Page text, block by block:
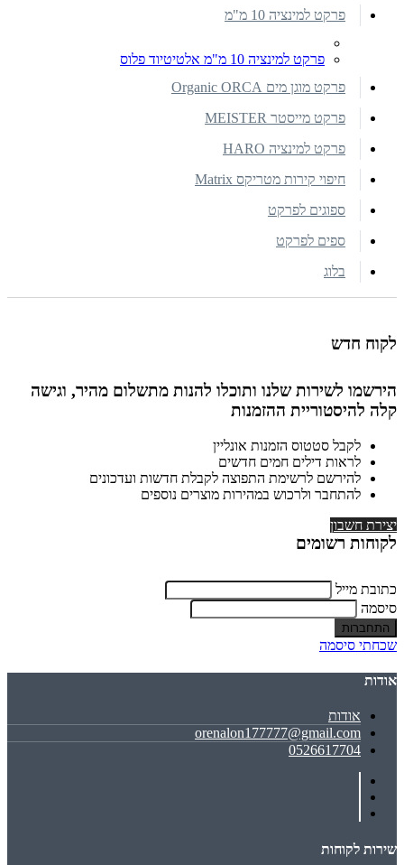
פרקט למינציה 10 מ"מ
פרקט למינציה 10 מ"מ אלטיטיוד פלוס
פרקט מוגן מים Organic ORCA
פרקט מייסטר MEISTER
פרקט למינציה HARO
חיפוי קירות מטריקס Matrix
ספוגים לפרקט
ספים לפרקט
בלוג
לקוח חדש
הירשמו לשירות שלנו ותוכלו להנות מתשלום מהיר, וגישה
קלה להיסטוריית ההזמנות
לקבל סטטוס הזמנות אונליין
לראות דילים חמים חדשים
להירשם לרשימת התפוצה לקבלת חדשות ועדכונים
להתחבר ולרכוש במהירות מוצרים נוספים
יצירת חשבון
לקוחות רשומים
כתובת מייל
סיסמה
שכחתי סיסמה
אודות
אודות
orenalon177777@gmail.com
0526617704
שירות לקוחות